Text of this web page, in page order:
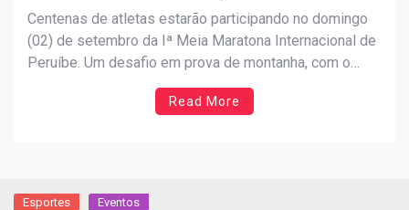
Centenas de atletas estarão participando no domingo
(02) de setembro da Iª Meia Maratona Internacional de
Peruíbe. Um desafio em prova de montanha, com o
conforto e segurança de uma prova de rua em meio a
mata exuberante e diferentes trechos fascinantes. A
Read More
Esportes Eventos